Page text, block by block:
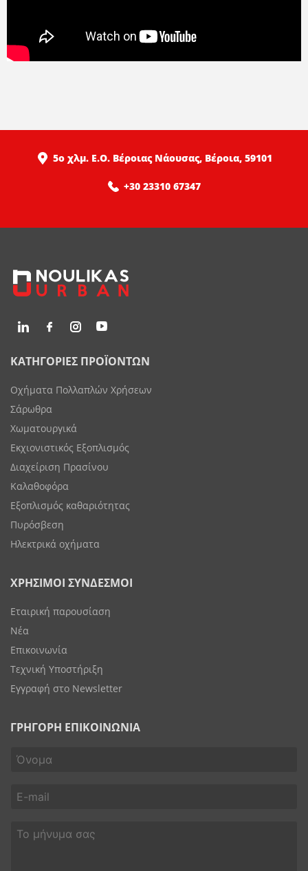
5ο χλμ. Ε.Ο. Βέροιας Νάουσας, Βέροια, 59101
+30 23310 67347
ΚΑΤΗΓΟΡΙΕΣ ΠΡΟΪΟΝΤΩΝ
Οχήματα Πολλαπλών Χρήσεων
Σάρωθρα
Χωματουργικά
Εκχιονιστικός Εξοπλισμός
Διαχείριση Πρασίνου
Καλαθοφόρα
Εξοπλισμός καθαριότητας
Πυρόσβεση
Ηλεκτρικά οχήματα
ΧΡΗΣΙΜΟΙ ΣΥΝΔΕΣΜΟΙ
Εταιρική παρουσίαση
Νέα
Επικοινωνία
Τεχνική Υποστήριξη
Εγγραφή στο Newsletter
ΓΡΗΓΟΡΗ ΕΠΙΚΟΙΝΩΝΙΑ